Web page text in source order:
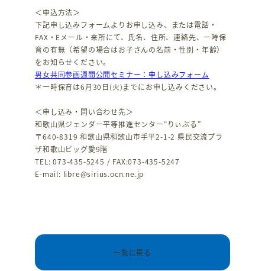
＜申込方法＞
下記申し込みフォームよりお申し込み、または電話・
FAX・Eメール・来所にて、氏名、住所、連絡先、一時保
育の有無（希望の場合はお子さんの名前・性別・年齢）
をお知らせください。
男女共同参画週間公開セミナー：申し込みフォーム
＊一時保育は6月30日(火)までにお申し込みください。
＜申し込み・問い合わせ先＞
和歌山県ジェンダー平等推進センター“りぃぶる”
〒640-8319 和歌山県和歌山市手平2-1-2 県民交流プラ
ザ和歌山ビッグ愛9階
TEL: 073-435-5245 / FAX:073-435-5247
E-mail: libre@sirius.ocn.ne.jp
一覧に戻る